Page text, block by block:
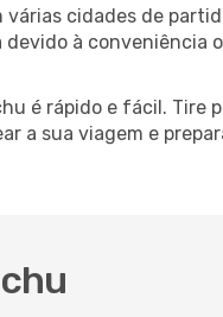
cidades de
devido à conveniência
é rápido e fácil. Tire
a sua viagem e